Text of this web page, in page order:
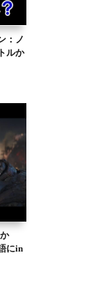
：ノ
ルか
にin